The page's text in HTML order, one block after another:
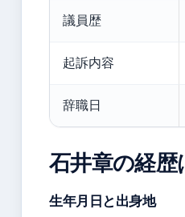
議員歴
起訴内容
辞職日
石井章の経歴
生年月日と出身地